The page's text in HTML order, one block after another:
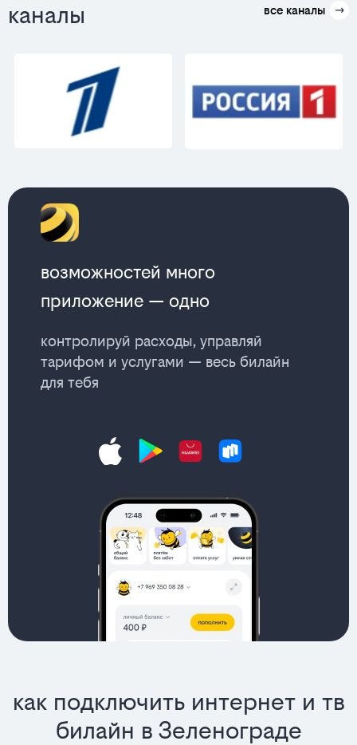
каналы все каналы
возможностей много
приложение — одно
контролируй расходы, управляй
тарифом и услугами — весь билайн
для тебя
как подключить интернет и тв
билайн в Зеленограде